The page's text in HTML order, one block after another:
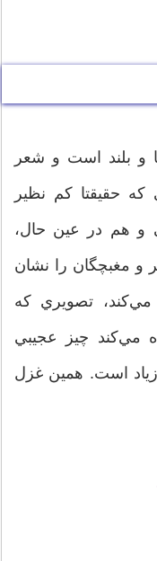
و بلند است و شعر
حقيقتا کم نظير
و هم در عين حال،
و مغبچگان را نشان
تصويري که
مي‌کند چيز عجيبي
است. همين غزل